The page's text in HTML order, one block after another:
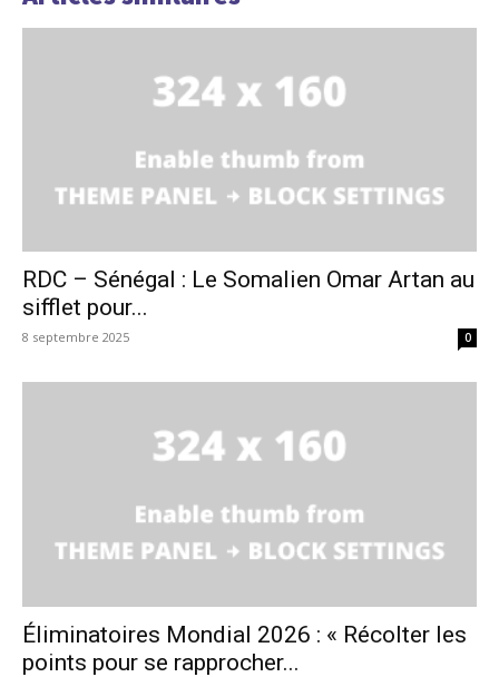
RDC – Sénégal : Le Somalien Omar Artan au
sifflet pour...
8 septembre 2025 0
Éliminatoires Mondial 2026 : « Récolter les
points pour se rapprocher...